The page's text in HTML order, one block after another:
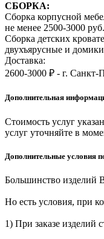
СБОРКА:
Сборка корпусной
не менее 2500-3000 руб.
Сборка детских
двухъярусные и
Доставка:
2600-3000 ₽ - г. Санкт-
Дополнительная
Стоимость услуг
услуг уточняйте в
Дополнительные условия
Большинство изделий
Но есть условия, при
1) При заказе изделий